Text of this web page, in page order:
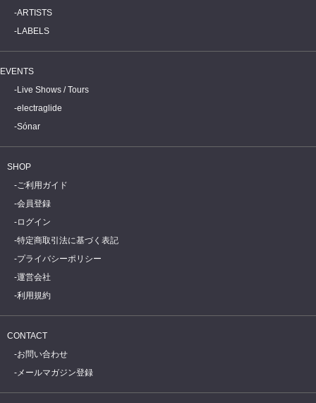
ARTISTS
LABELS
EVENTS
Live Shows / Tours
electraglide
Sónar
SHOP
ご利用ガイド
会員登録
ログイン
特定商取引法に基づく表記
プライバシーポリシー
運営会社
利用規約
CONTACT
お問い合わせ
メールマガジン登録